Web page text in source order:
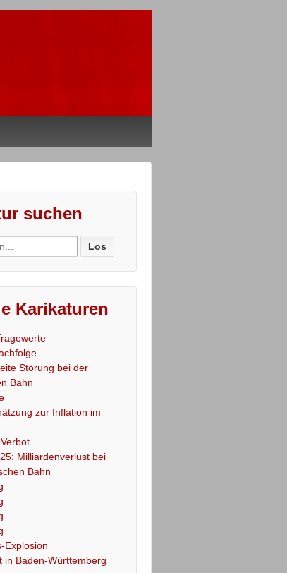
suchen
Karikaturen
Störung bei der
Bahn
zur Inflation im
Milliardenverlust bei
Bahn
Explosion
in Baden-Württemberg